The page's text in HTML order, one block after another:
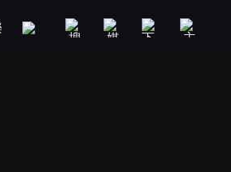
美食旅遊 新聞政論